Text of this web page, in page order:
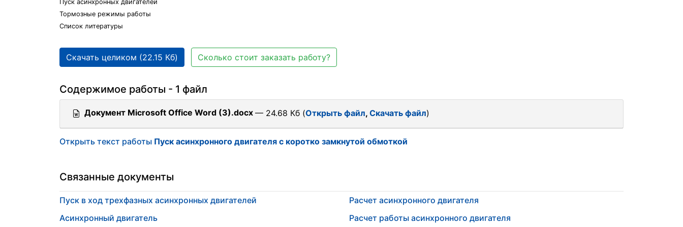
Пуск асинхронных двигателей
Тормозные режимы работы
Список литературы
Скачать целиком (22.15 Кб) Сколько стоит заказать работу?
Содержимое работы - 1 файл
Документ Microsoft Office Word (3).docx — 24.68 Кб (Открыть файл, Скачать файл)
Открыть текст работы Пуск асинхронного двигателя с коротко замкнутой обмоткой
Связанные документы
Пуск в ход трехфазных асинхронных двигателей
Асинхронный двигатель
Расчет асинхронного двигателя
Расчет работы асинхронного двигателя